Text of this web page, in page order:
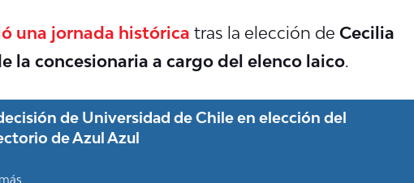
una jornada histórica tras la elección de Cecilia
la concesionaria a cargo del elenco laico
de Universidad de Chile en elección del
de Azul Azul